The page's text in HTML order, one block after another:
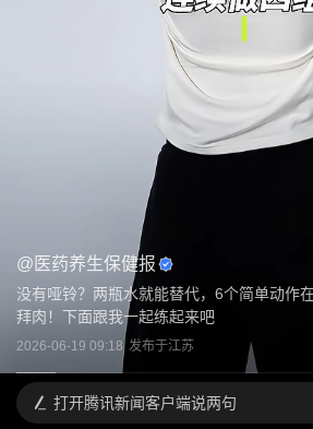
@ 医药养生保健报
没有哑铃？两瓶水就能替代，6个简单动作
拜肉！下面跟我一起练起来吧
2026-06-19 09:18 发布于江苏
打开腾讯新闻客户端说两句